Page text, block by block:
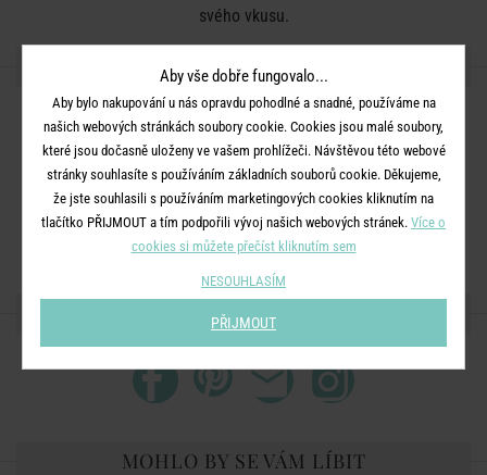
svého vkusu.
DETAILY PRODUKTU
Rozměry: D 40 x Š 40 x V 8 cm
Materiál:potah 100% bavlna, výplň 100% polyester
Další informace:Neprat, nebělit, nesušit. Lze žehlit při střední
teplotě. Chemické čištění se nedoporučuje. Utírejte vlhkým
hadříkem.
SDÍLEJTE S PŘÁTELI
MOHLO BY SE VÁM LÍBIT
Aby vše dobře fungovalo...
Aby bylo nakupování u nás opravdu pohodlné a snadné, používáme na
našich webových stránkách soubory cookie. Cookies jsou malé soubory,
které jsou dočasně uloženy ve vašem prohlížeči. Návštěvou této webové
stránky souhlasíte s používáním základních souborů cookie. Děkujeme,
že jste souhlasili s používáním marketingových cookies kliknutím na
tlačítko PŘIJMOUT a tím podpořili vývoj našich webových stránek. Více o
cookies si můžete přečíst kliknutím sem
NESOUHLASÍM
PŘIJMOUT